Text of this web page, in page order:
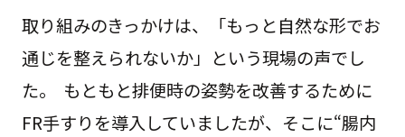
取り組みのきっかけは、「もっと自然な形でお
通じを整えられないか」という現場の声でし
た。 もともと排便時の姿勢を改善するために
FR手すりを導入していましたが、そこに“腸内